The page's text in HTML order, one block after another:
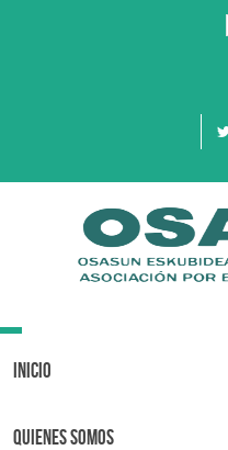
Toggle
Inicio
Quienes Somos